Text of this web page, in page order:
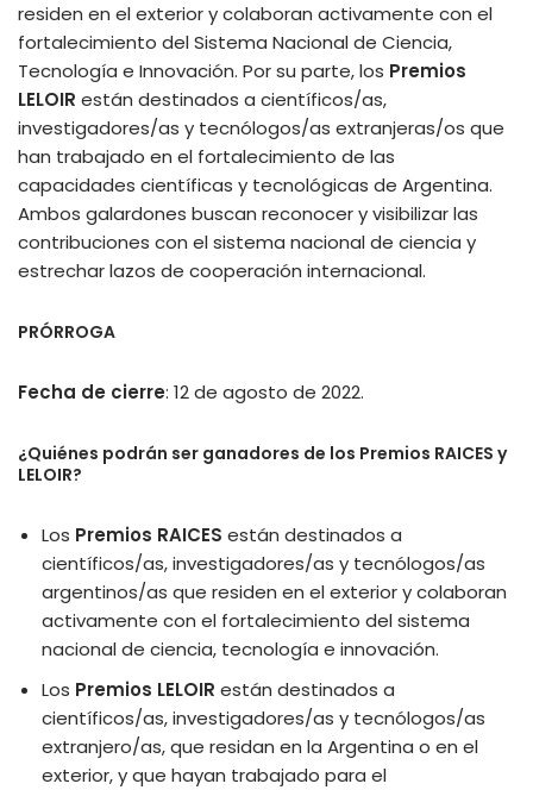
residen en el exterior y colaboran activamente con el
fortalecimiento del Sistema Nacional de Ciencia,
Tecnología e Innovación. Por su parte, los Premios
LELOIR están destinados a científicos/as,
investigadores/as y tecnólogos/as extranjeras/os que
han trabajado en el fortalecimiento de las
capacidades científicas y tecnológicas de Argentina.
Ambos galardones buscan reconocer y visibilizar las
contribuciones con el sistema nacional de ciencia y
estrechar lazos de cooperación internacional.
PRÓRROGA
Fecha de cierre: 12 de agosto de 2022.
¿Quiénes podrán ser ganadores de los Premios RAICES y
LELOIR?
Los Premios RAICES están destinados a
científicos/as, investigadores/as y tecnólogos/as
argentinos/as que residen en el exterior y colaboran
activamente con el fortalecimiento del sistema
nacional de ciencia, tecnología e innovación.
Los Premios LELOIR están destinados a
científicos/as, investigadores/as y tecnólogos/as
extranjero/as, que residan en la Argentina o en el
exterior, y que hayan trabajado para el